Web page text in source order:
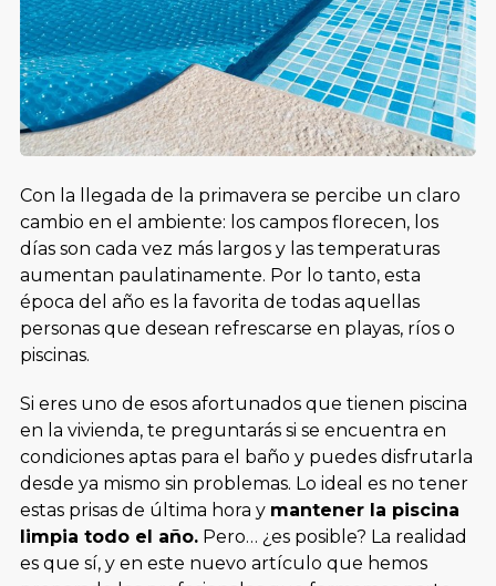
Con la llegada de la primavera se percibe un claro
cambio en el ambiente: los campos florecen, los
días son cada vez más largos y las temperaturas
aumentan paulatinamente. Por lo tanto, esta
época del año es la favorita de todas aquellas
personas que desean refrescarse en playas, ríos o
piscinas.
Si eres uno de esos afortunados que tienen piscina
en la vivienda, te preguntarás si se encuentra en
condiciones aptas para el baño y puedes disfrutarla
desde ya mismo sin problemas. Lo ideal es no tener
estas prisas de última hora y mantener la piscina
limpia todo el año.Pero… ¿es posible? La realidad
es que sí, y en este nuevo artículo que hemos